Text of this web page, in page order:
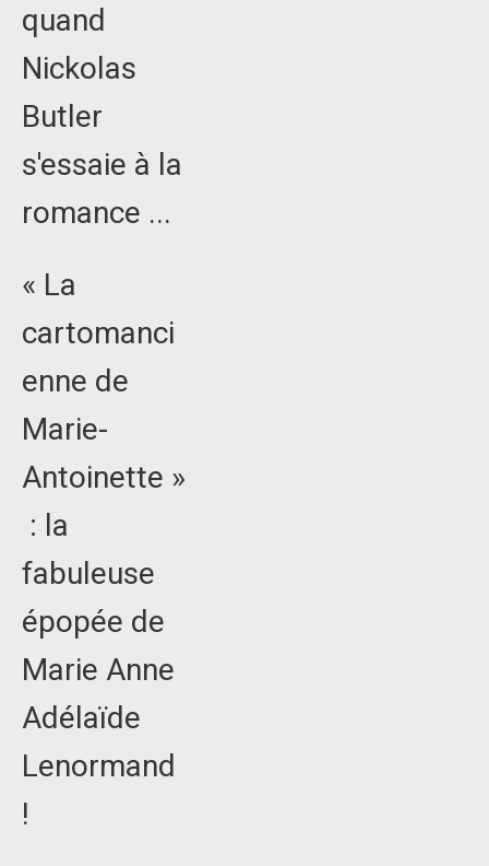
quand
Nickolas
Butler
s'essaie à la
romance ...
« La
cartomanci
enne de
Marie-
Antoinette »
: la
fabuleuse
épopée de
Marie Anne
Adélaïde
Lenormand
!